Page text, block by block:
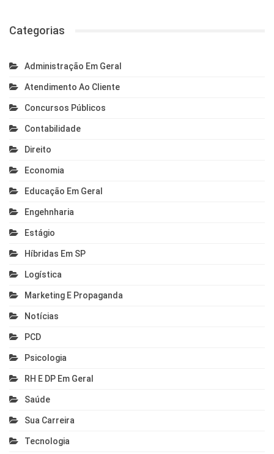
Categorias
Administração Em Geral
Atendimento Ao Cliente
Concursos Públicos
Contabilidade
Direito
Economia
Educação Em Geral
Engehnharia
Estágio
Híbridas Em SP
Logística
Marketing E Propaganda
Notícias
PCD
Psicologia
RH E DP Em Geral
Saúde
Sua Carreira
Tecnologia